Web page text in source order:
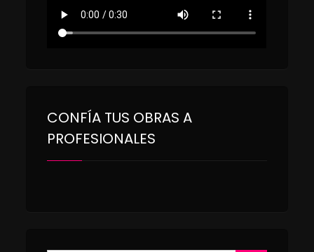
CONFÍA TUS OBRAS A
PROFESIONALES